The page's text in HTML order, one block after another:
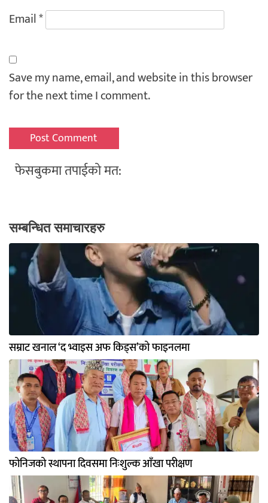
Email*
Save my name, email, and website in this browser
for the next time I comment.
फेसबुकमा तपाईको मत:
सम्बन्धित समाचारहरु
सम्राट खनाल ‘द भ्वाइस अफ किड्स’को फाइनलमा
फोनिजको स्थापना दिवसमा निःशुल्क आँखा परीक्षण